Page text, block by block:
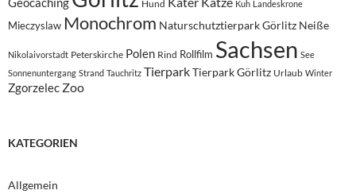
Hund Kuh Landeskrone
Mieczyslaw Monochrom Naturschutztierpark Görlitz Neiße
Nikolaivorstadt Peterskirche Polen Rind Rollfilm Sachsen See
Sonnenuntergang Strand Tauchritz TierparkTierpark Görlitz Urlaub Winter
Zgorzelec Zoo
KATEGORIEN
Allgemein